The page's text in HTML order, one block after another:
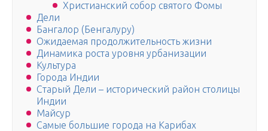
Христианский собор святого Фомы
Дели
Бангалор (Бенгалуру)
Ожидаемая продолжительность жизни
Динамика роста уровня урбанизации
Культура
Города Индии
Старый Дели – исторический район столицы
Индии
Майсур
Самые большие города на Карибах